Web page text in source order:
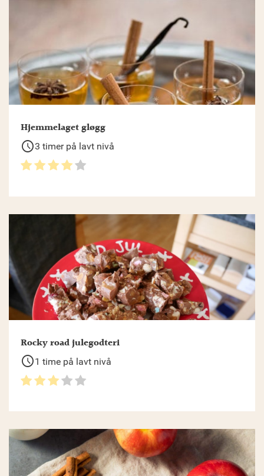
Hjemmelaget gløgg
schedule3 timer på lavt nivå
Rocky road julegodteri
schedule1 time på lavt nivå